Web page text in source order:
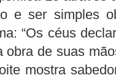
e ser simples
“Os céus
obra de suas
mostra